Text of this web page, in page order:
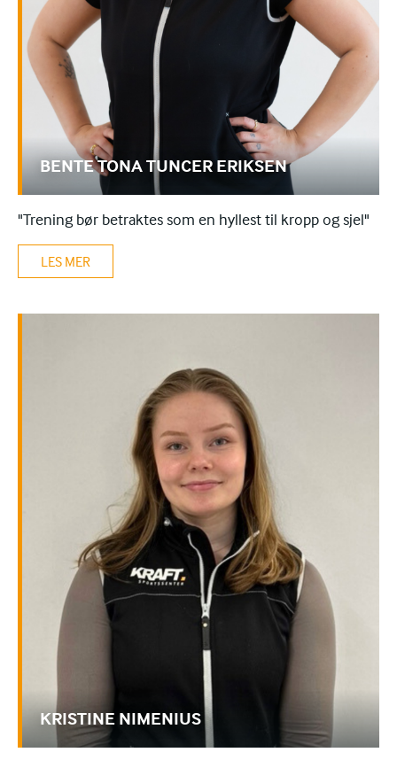
BENTE TONA TUNCER ERIKSEN
"Trening bør betraktes som en hyllest til kropp og sjel"
LES MER
KRISTINE NIMENIUS